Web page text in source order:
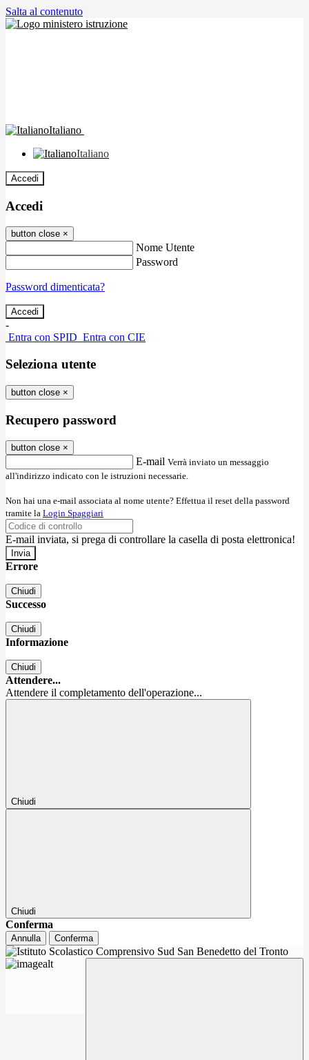
Salta al contenuto
Italiano
Italiano
Accedi
Accedi
button close ×
Nome Utente
Password
Password dimenticata?
-
Entra con SPID Entra con CIE
Seleziona utente
button close ×
Recupero password
button close ×
E-mail Verrà inviato un messaggio
all'indirizzo indicato con le istruzioni necessarie.
Non hai una e-mail associata al nome utente? Effettua il reset della password
tramite la Login Spaggiari
E-mail inviata, si prega di controllare la casella di posta elettronica!
Errore
Chiudi
Successo
Chiudi
Informazione
Chiudi
Attendere...
Attendere il completamento dell'operazione...
Chiudi
Chiudi
Conferma
Annulla Conferma